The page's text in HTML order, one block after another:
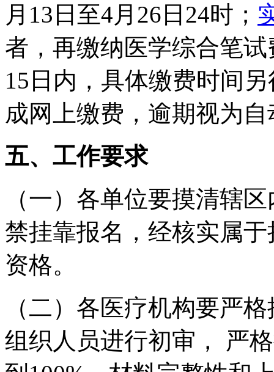
月13日至4月26日24时；
者，再缴纳医学综合笔
15日内，具体缴费时间
成网上缴费，逾期视为
五、工作要求
（一）各单位要摸清辖
禁挂靠报名，经核实属
资格。
（二）各医疗机构要严
组织人员进行初审，
严